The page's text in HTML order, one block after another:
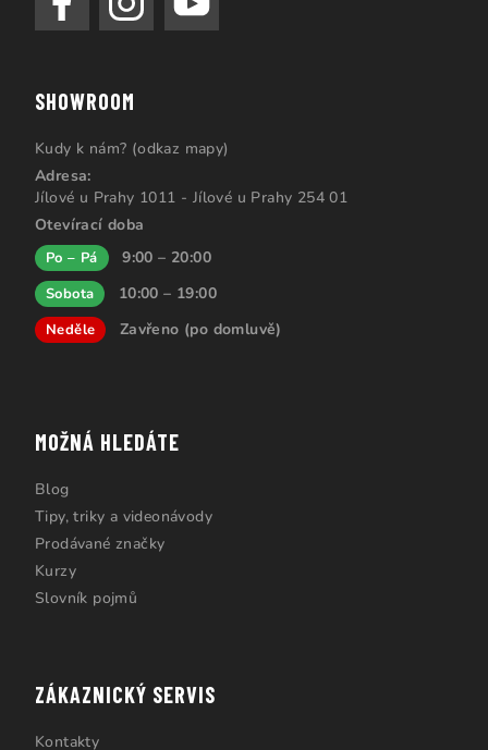
SHOWROOM
Kudy k nám? (odkaz mapy)
Adresa:
Jílové u Prahy 1011 - Jílové u Prahy 254 01
Otevírací doba
Po – Pá 9:00 – 20:00
Sobota 10:00 – 19:00
Neděle Zavřeno (po domluvě)
MOŽNÁ HLEDÁTE
Blog
Tipy, triky a videonávody
Prodávané značky
Kurzy
Slovník pojmů
ZÁKAZNICKÝ SERVIS
Kontakty